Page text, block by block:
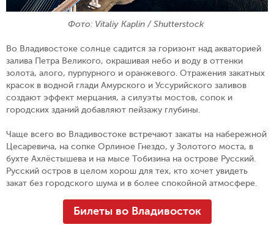
Фото: Vitaliy Kaplin / Shutterstock
Во Владивостоке солнце садится за горизонт над акваторией
залива Петра Великого, окрашивая небо и воду в оттенки
золота, алого, пурпурного и оранжевого. Отражения закатных
красок в водной глади Амурского и Уссурийского заливов
создают эффект мерцания, а силуэты мостов, сопок и
городских зданий добавляют пейзажу глубины.
Чаще всего во Владивостоке встречают закаты на набережной
Цесаревича, на сопке Орлиное Гнездо, у Золотого моста, в
бухте Ахлёстышева и на мысе Тобизина на острове Русский.
Русский остров в целом хорош для тех, кто хочет увидеть
закат без городского шума и в более спокойной атмосфере.
Билеты во Владивосток